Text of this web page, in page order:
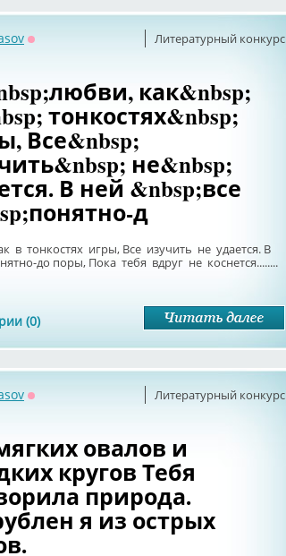
Литературный конкурс
как&nbsp;
тонкостях&nbsp;
Все&nbsp;
не&nbsp;
В ней &nbsp;все
д
в тонкостях игры, Все изучить не удается. В
до поры, Пока тебя вдруг не коснется........
(0)
Литературный конкурс
овалов и
кругов Тебя
природа.
я из острых